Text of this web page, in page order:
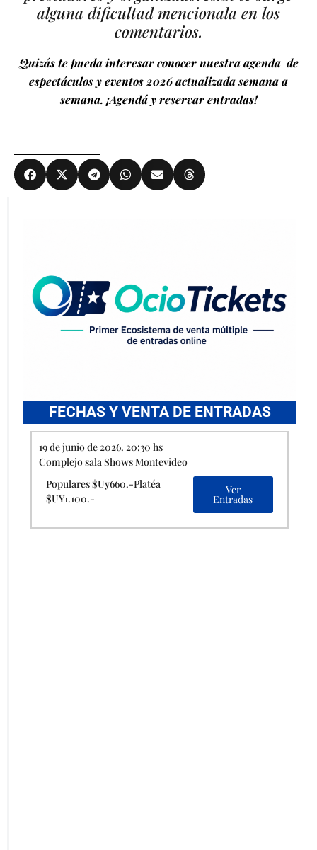
alguna dificultad mencionala en los
comentarios.
Quizás te pueda interesar conocer nuestra agenda de
espectáculos y eventos 2026 actualizada semana a
semana. ¡Agendá y reservar entradas!
FECHAS Y VENTA DE ENTRADAS
19 de junio de 2026. 20:30 hs
Complejo sala Shows Montevideo
Populares $Uy660.-Platéa
$UY1.100.-
Ver
Entradas